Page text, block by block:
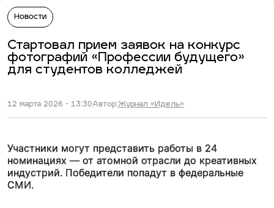
Новости
Стартовал прием заявок на конкурс
фотографий «Профессии будущего»
для студентов колледжей
12 марта 2026 - 13:30Автор:Журнал «Идель»
Участники могут представить работы в 24
номинациях — от атомной отрасли до креативных
индустрий. Победители попадут в федеральные
СМИ.